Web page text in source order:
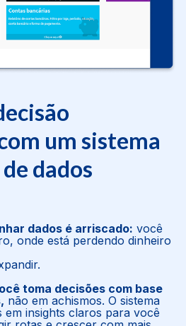
um sistema
dados
dados é arriscado: você
onde está perdendo dinheiro
toma decisões com base
não em achismos. O sistema
em insights claros para você